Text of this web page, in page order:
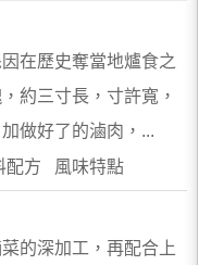
在歷史奪當地爐食之
約三寸長，寸許寬，
做好了的滷肉，...
方 風味特點
的深加工，再配合上